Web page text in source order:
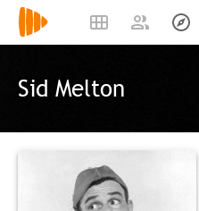
Sid Melton